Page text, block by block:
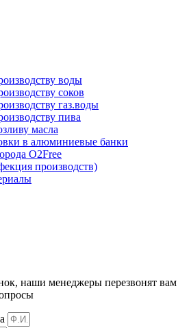
воды
соков
газ.воды
пива
масла
в алюминиевые банки
O2Free
производств)
наши менеджеры перезвонят вам